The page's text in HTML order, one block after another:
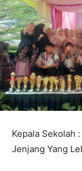
Kepala Sekolah
Jenjang Yang